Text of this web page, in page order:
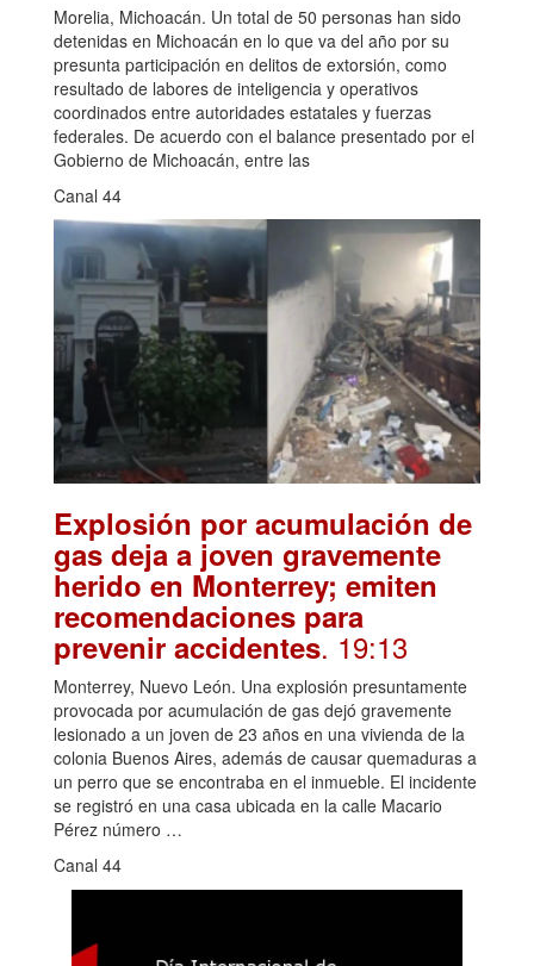
Morelia, Michoacán. Un total de 50 personas han sido
detenidas en Michoacán en lo que va del año por su
presunta participación en delitos de extorsión, como
resultado de labores de inteligencia y operativos
coordinados entre autoridades estatales y fuerzas
federales. De acuerdo con el balance presentado por el
Gobierno de Michoacán, entre las
Canal 44
Explosión por acumulación de
gas deja a joven gravemente
herido en Monterrey; emiten
recomendaciones para
prevenir accidentes. 19:13
Monterrey, Nuevo León. Una explosión presuntamente
provocada por acumulación de gas dejó gravemente
lesionado a un joven de 23 años en una vivienda de la
colonia Buenos Aires, además de causar quemaduras a
un perro que se encontraba en el inmueble. El incidente
se registró en una casa ubicada en la calle Macario
Pérez número …
Canal 44